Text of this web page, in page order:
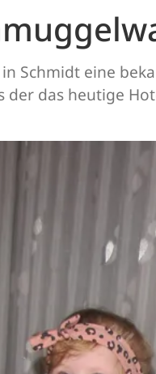
Schmidt eine
das heutige